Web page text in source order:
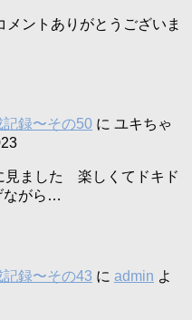
ントありがとうございま
録〜その50 に ユキちゃ
見ました 楽しくてドキド
ながら…
録〜その43 に admin よ